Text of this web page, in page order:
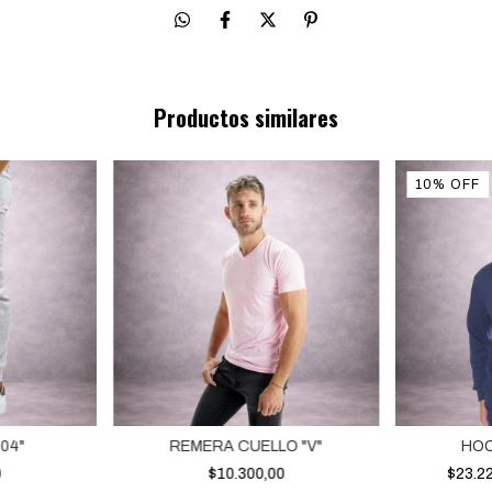
Productos similares
REMERA CUELLO "V"
$10.300,00
10%OFF